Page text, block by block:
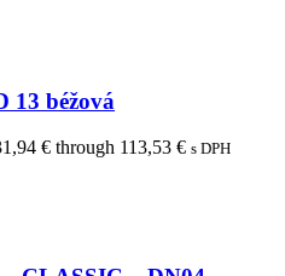
13 béžová
€ through 113,53 € s DPH